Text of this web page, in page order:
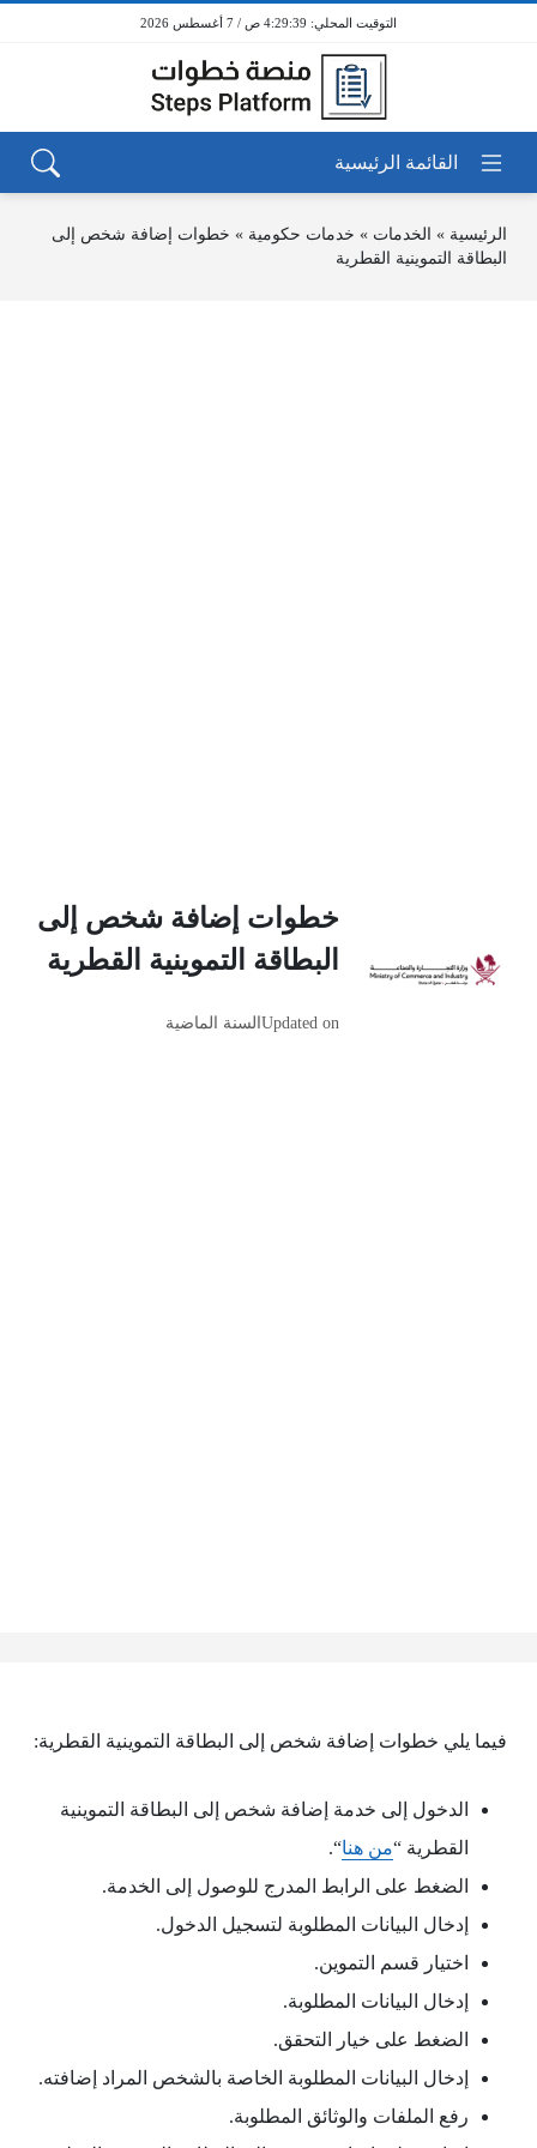
4:29:39 ص / 7 أغسطس 2026
الرئيسية » الخدمات » خدمات حكومية » خطوات إضافة شخص إلى
البطاقة التموينية القطرية
خطوات إضافة شخص إلى
البطاقة التموينية القطرية
Updated onالسنة الماضية
فيما يلي خطوات إضافة شخص إلى البطاقة التموينية القطرية:
الدخول إلى خدمة إضافة شخص إلى البطاقة التموينية
القطرية “من هنا“.
الضغط على الرابط المدرج للوصول إلى الخدمة.
إدخال البيانات المطلوبة لتسجيل الدخول.
اختيار قسم التموين.
إدخال البيانات المطلوبة.
الضغط على خيار التحقق.
إدخال البيانات المطلوبة الخاصة بالشخص المراد إضافته.
رفع الملفات والوثائق المطلوبة.